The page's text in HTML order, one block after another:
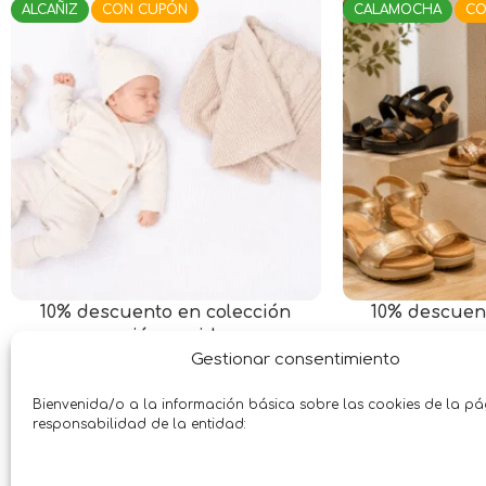
Gestionar consentimiento
Bienvenida/o a la información básica sobre las cookies de la
responsabilidad de la entidad:
ALCAÑIZ CON CUPÓN
Vajilla 12 piezas porcelana
Aquilea gris
Mile Jardín-Hogar
Hasta: 17/07/2026
ALCAÑIZ CON
10%
Papelería •